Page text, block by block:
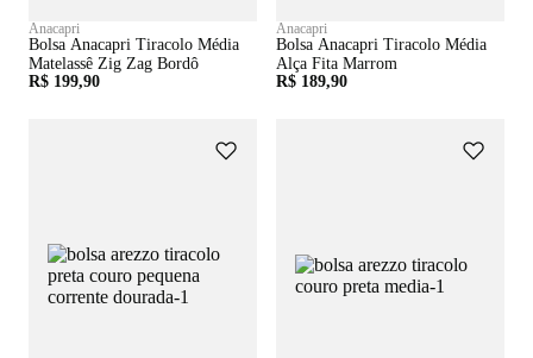
Anacapri
Bolsa Anacapri Tiracolo Média
Matelassê Zig Zag Bordô
R$ 199,90
Anacapri
Bolsa Anacapri Tiracolo Média
Alça Fita Marrom
R$ 189,90